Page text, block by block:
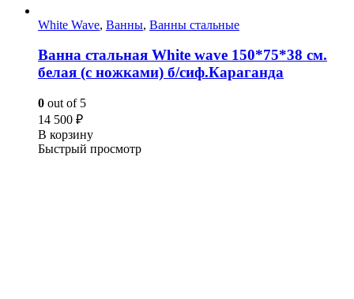
White Wave, Ванны, Ванны стальные
Ванна стальная White wave 150*75*38 cм.
белая (с ножками) б/сиф.Караганда
0 out of 5
14 500 ₽
В корзину
Быстрый просмотр